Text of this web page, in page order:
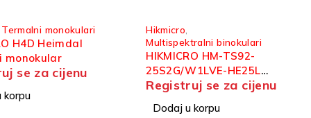
binokulari
HM-TS92-
HE25L
se za cijenu
Dodaci za optičke ciljnike
Hikmicro
HIKMICRO C32F-RL Cheetah
digitalni dodatak za optički
ciljnik
Registruj se za cijenu
Dodaj u korpu